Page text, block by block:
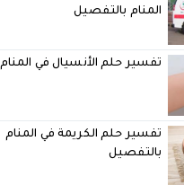
المنام بالتفصيل
تفسير حلم الأنسيال في المنام
تفسير حلم الكريمة في المنام
بالتفصيل